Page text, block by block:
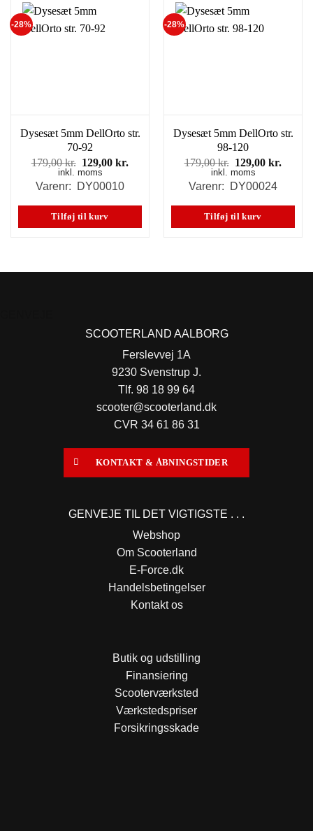
-28%
Dysesæt 5mm DellOrto str.
70-92
179,00kr. Den
oprindelige
pris
179,00 kr..
129,00kr.
129,00 kr..
inkl. moms
Varenr: DY00010
Tilføj til kurv
-28%
Dysesæt 5mm DellOrto str.
98-120
179,00kr. Den
oprindelige
pris
179,00 kr..
129,00kr.
inkl. moms
Varenr: DY00024
Tilføj til kurv
SCOOTERLAND AALBORG
Ferslevvej 1A
9230 Svenstrup J.
Tlf. 98 18 99 64
scooter@scooterland.dk
CVR 34 61 86 31
KONTAKT & ÅBNINGSTIDER
GENVEJE TIL DET VIGTIGSTE . . .
Webshop
Om Scooterland
E-Force.dk
Handelsbetingelser
Kontakt os
Butik og udstilling
Finansiering
Scooterværksted
Værkstedspriser
Forsikringsskade